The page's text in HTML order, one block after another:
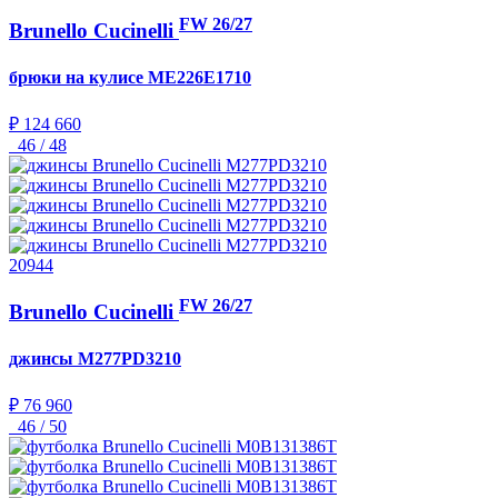
Brunello Cucinelli FW 26/27
брюки на кулисе ME226E1710
₽ 124 660
46 / 48
20944
Brunello Cucinelli FW 26/27
джинсы M277PD3210
₽ 76 960
46 / 50